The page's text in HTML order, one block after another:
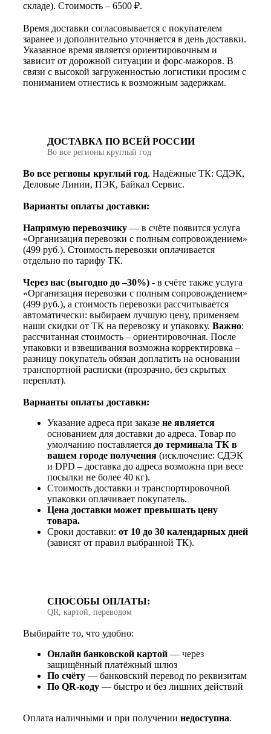
складе). Стоимость – 6500 ₽.
Время доставки согласовывается с покупателем
заранее и дополнительно уточняется в день доставки.
Указанное время является ориентировочным и
зависит от дорожной ситуации и форс-мажоров. В
связи с высокой загруженностью логистики просим с
пониманием отнестись к возможным задержкам.
ДОСТАВКА ПО ВСЕЙ РОССИИ
Во все регионы круглый год
Во все регионы круглый год. Надёжные ТК: СДЭК,
Деловые Линии, ПЭК, Байкал Сервис.
Варианты оплаты доставки:
Напрямую перевозчику — в счёте появится услуга
«Организация перевозки с полным сопровождением»
(499 руб.). Стоимость перевозки оплачивается
отдельно по тарифу ТК.
Через нас (выгодно до –30%) - в счёте также услуга
«Организация перевозки с полным сопровождением»
(499 руб.), а стоимость перевозки рассчитывается
автоматически: выбираем лучшую цену, применяем
наши скидки от ТК на перевозку и упаковку. Важно:
рассчитанная стоимость – ориентировочная. После
упаковки и взвешивания возможна корректировка –
разницу покупатель обязан доплатить на основании
транспортной расписки (прозрачно, без скрытых
переплат).
Варианты оплаты доставки:
Указание адреса при заказе не является
основанием для доставки до адреса. Товар по
умолчанию поставляется до терминала ТК в
вашем городе получения (исключение: СДЭК
и DPD – доставка до адреса возможна при весе
посылки не более 40 кг).
Стоимость доставки и транспортировочной
упаковки оплачивает покупатель.
Цена доставки может превышать цену
товара.
Сроки доставки: от 10 до 30 календарных дней
(зависят от правил выбранной ТК).
СПОСОБЫ ОПЛАТЫ:
QR, картой, переводом
Выбирайте то, что удобно:
Онлайн банковской картой — через
защищённый платёжный шлюз
По счёту — банковский перевод по реквизитам
По QR‑коду — быстро и без лишних действий
Оплата наличными и при получении недоступна.